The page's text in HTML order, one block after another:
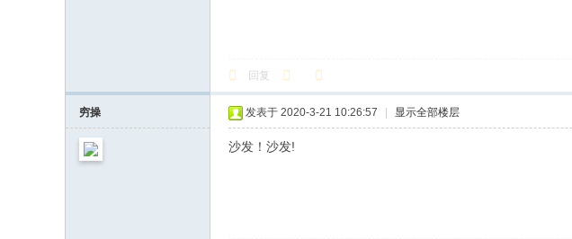
回复
穷操 发表于 2020-3-21 10:26:57 显示全部楼层
沙发！沙发!